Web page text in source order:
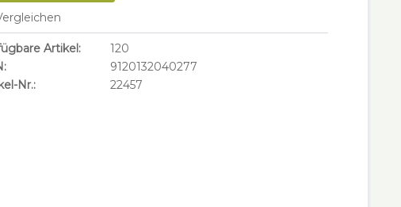
Artikel:
120
9120132040277
Nr.:
22457